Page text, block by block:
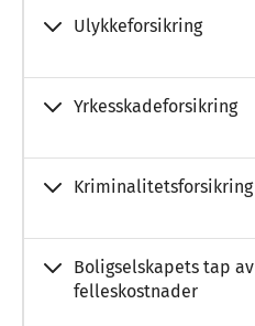
Ulykkeforsikring
Yrkesskadeforsikring
Kriminalitetsforsikring
Boligselskapets tap av
felleskostnader